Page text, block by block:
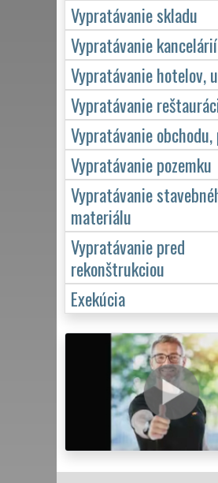
Vypratávanie skladu
Vypratávanie kancelárií
Vypratávanie hotelov,
Vypratávanie
Vypratávanie
Vypratávanie pozemku
Vypratávanie
materiálu
Vypratávanie pred
rekonštrukciou
Exekúcia